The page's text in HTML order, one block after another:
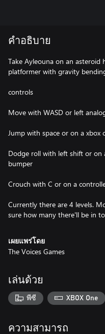
คำอธิบาย
Take Ayleouna on an
platformer with gravity
controls
Move with WASD or left
Jump with space or on a
Dodge roll with left shift or
bumper
Crouch with C or on a
Currently there are 4 levels.
sure how many there'll be in
เผยแพร่โดย
The Voices Games
เล่นด้วย
พีซี XBOX One
ความสามารถ